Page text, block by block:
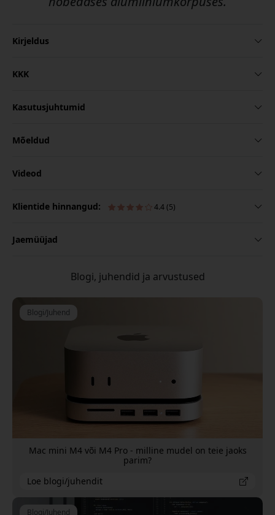
Kirjeldus
KKK
Kasutusjuhtumid
Mõeldud
Videod
Klientide hinnangud: 4.4 (5)
Jaemüüjad
Blogi, juhendid ja arvustused
Blogi/Juhend
Mac mini M4 või M4 Pro - milline mudel on teie jaoks
parim?
Loe blogi/juhendit
Blogi/Juhend